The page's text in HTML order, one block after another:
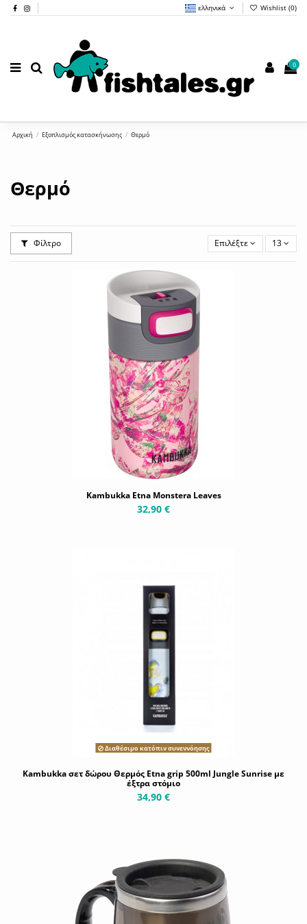
ελληνικά Wishlist (0)
0
Αρχική Εξοπλισμός κατασκήνωσης Θερμό
Θερμό
Φίλτρο Επιλέξτε 13
Kambukka Etna Monstera Leaves
32,90 €
Διαθέσιμο κατόπιν συνεννόησης
Kambukka σετ δώρου Θερμός Etna grip 500ml Jungle Sunrise με
έξτρα στόμιο
34,90 €